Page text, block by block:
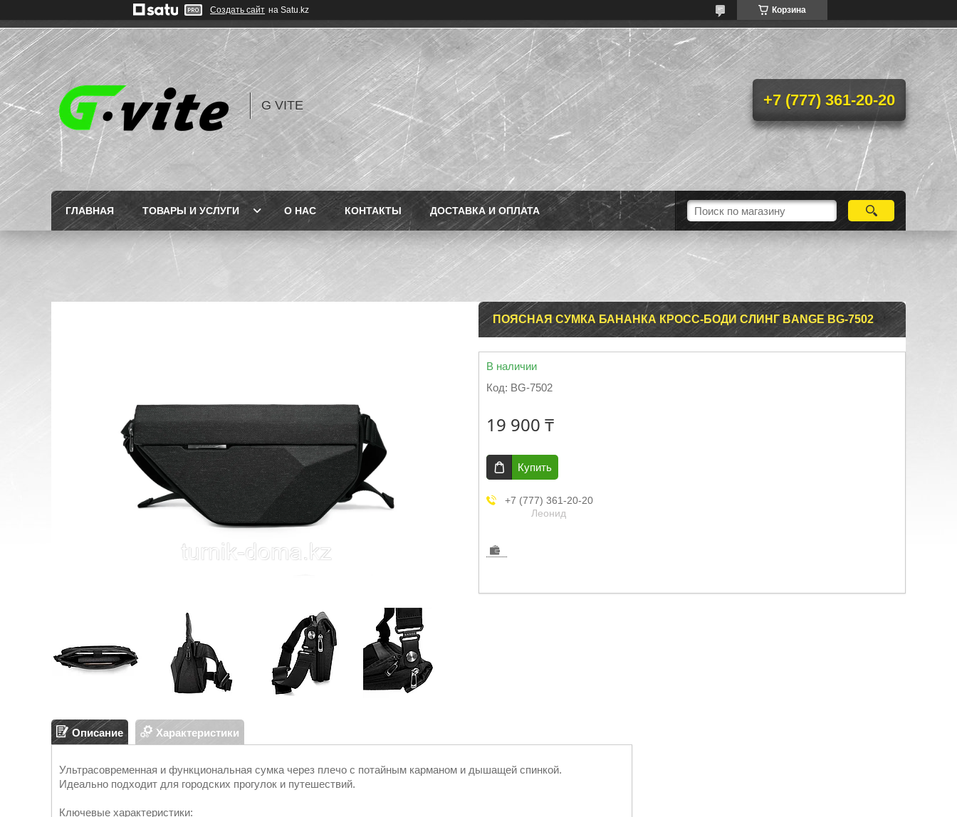
Создать сайт на Satu.kz Корзина
G VITE +7 (777) 361-20-20
ГЛАВНАЯ ТОВАРЫ И УСЛУГИ О НАС КОНТАКТЫ ДОСТАВКА И ОПЛАТА
ПОЯСНАЯ СУМКА БАНАНКА КРОСС-БОДИ СЛИНГ BANGE BG-7502
В наличии
Код: BG-7502
19 900 ₸
Купить
+7 (777) 361-20-20
Леонид
Описание Характеристики
Ультрасовременная и функциональная сумка через плечо с потайным карманом и дышащей спинкой.
Идеально подходит для городских прогулок и путешествий.
Ключевые характеристики: